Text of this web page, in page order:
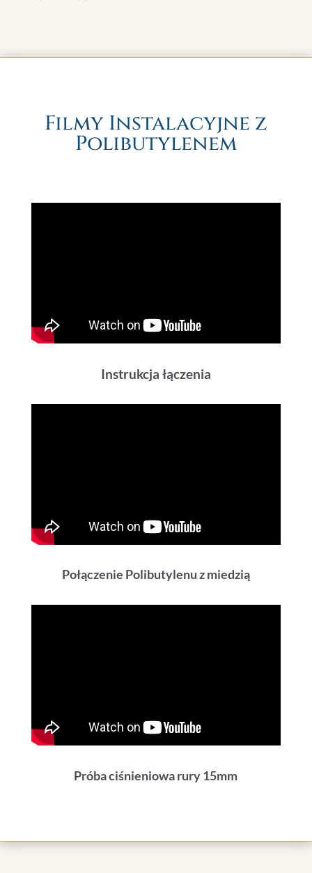
Filmy Instalacyjne z
Polibutylenem
Instrukcja łączenia
Połączenie Polibutylenu z miedzią
Próba ciśnieniowa rury 15mm